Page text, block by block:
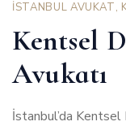
İSTANBUL AVUKAT,
Kentsel
Avukatı
İstanbul’da